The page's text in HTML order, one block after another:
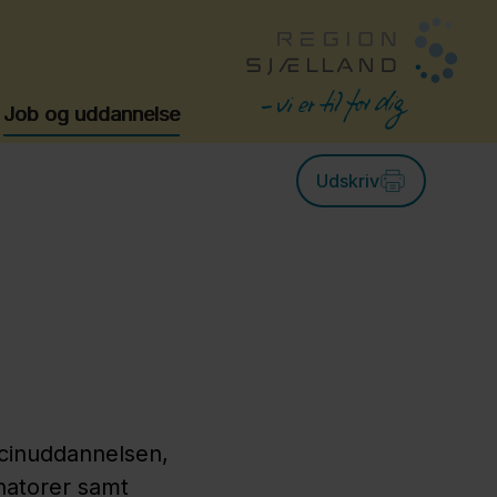
Job og uddannelse
Udskriv
samt